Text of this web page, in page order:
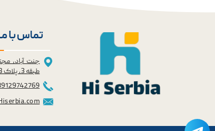
تماس با
جنت آباد،
طبقه 3، پلاک 73
9129742769